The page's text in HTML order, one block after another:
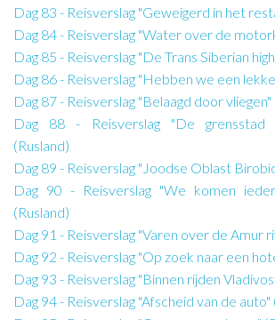
Dag 83 - Reisverslag "Geweigerd in het
Dag 84 - Reisverslag "Water over de
Dag 85 - Reisverslag "De Trans Siberian
Dag 86 - Reisverslag "Hebben we een
Dag 87 - Reisverslag "Belaagd door vliegen"
Dag 88 - Reisverslag "De grensstad
(Rusland)
Dag 89 - Reisverslag "Joodse Oblast
Dag 90 - Reisverslag "We komen
(Rusland)
Dag 91 - Reisverslag "Varen over de Amur
Dag 92 - Reisverslag "Op zoek naar een
Dag 93 - Reisverslag "Binnen rijden
Dag 94 - Reisverslag "Afscheid van de auto"